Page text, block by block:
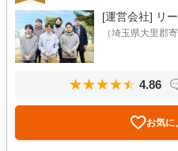
[運営会社] リ
（埼玉県大里郡
4.86
お気に